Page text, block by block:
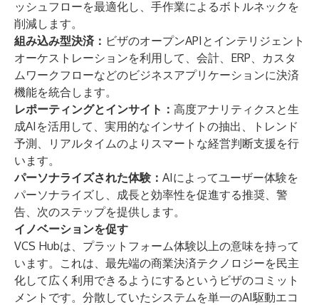
ッシュフローを最適化し、手作業によるボトルネックを
削減します。
組み込み型決済： ビザのオープンAPIとインテリジェント
オーケストレーションを利用して、会計、ERP、カスタ
ムワークフローなどのビジネスアプリケーションに決済
機能を統合します。
レポーティングとインサイト： 高度アナリティクスと生
成AIを活用して、実用的なインサイトの抽出、トレンド
予測、リアルタイムのよりスマートな経営判断支援を行
います。
パーソナライズされた体験： AIによってユーザー体験を
パーソナライズし、成長と効率性を促進する推奨、警
告、次のステップを提供します。
イノベーションを促す
VCS Hubは、プラットフォーム体験以上の意味を持って
います。これは、最先端の商業決済テクノロジーを民主
化して広く利用できるようにするというビザのコミット
メントです。分散していたシステムを単一のAI駆動エコ